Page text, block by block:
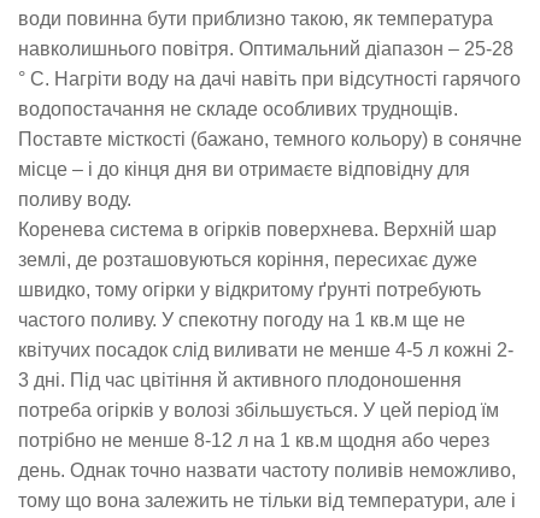
води повинна бути приблизно такою, як температура
навколишнього повітря. Оптимальний діапазон – 25-28
° С. Нагріти воду на дачі навіть при відсутності гарячого
водопостачання не складе особливих труднощів.
Поставте місткості (бажано, темного кольору) в сонячне
місце – і до кінця дня ви отримаєте відповідну для
поливу воду.
Коренева система в огірків поверхнева. Верхній шар
землі, де розташовуються коріння, пересихає дуже
швидко, тому огірки у відкритому ґрунті потребують
частого поливу. У спекотну погоду на 1 кв.м ще не
квітучих посадок слід виливати не менше 4-5 л кожні 2-
3 дні. Під час цвітіння й активного плодоношення
потреба огірків у волозі збільшується. У цей період їм
потрібно не менше 8-12 л на 1 кв.м щодня або через
день. Однак точно назвати частоту поливів неможливо,
тому що вона залежить не тільки від температури, але і